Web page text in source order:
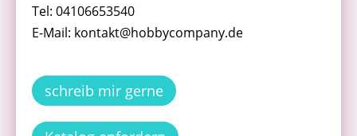
Tel: 04106653540
E-Mail: kontakt@hobbycompany.de
schreib mir gerne